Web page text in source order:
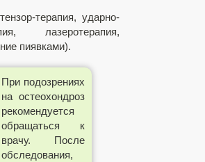
терапия, ударно-
лазеротерапия,
пиявками).
При подозрениях
на остеохондроз
рекомендуется
обращаться к
врачу. После
обследования,